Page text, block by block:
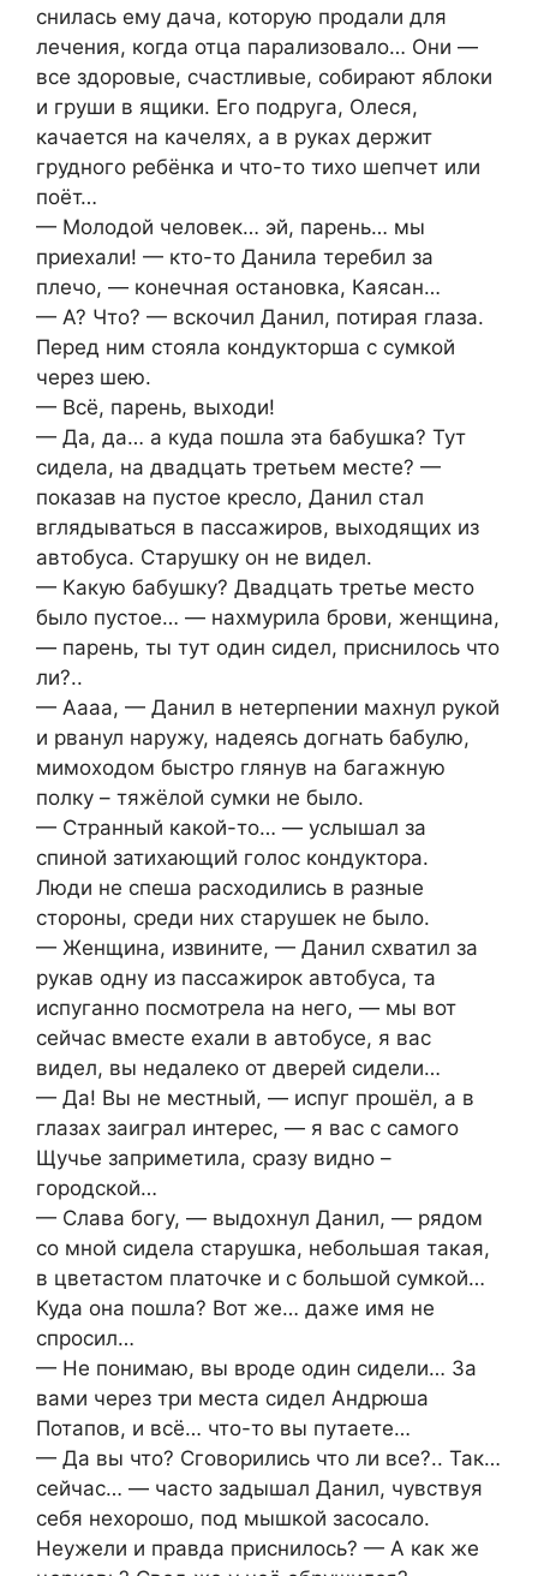
снилась ему дача, которую продали для
лечения, когда отца парализовало… Они —
все здоровые, счастливые, собирают яблоки
и груши в ящики. Его подруга, Олеся,
качается на качелях, а в руках держит
грудного ребёнка и что-то тихо шепчет или
поёт…
— Молодой человек… эй, парень… мы
приехали! — кто-то Данила теребил за
плечо, — конечная остановка, Каясан…
— А? Что? — вскочил Данил, потирая глаза.
Перед ним стояла кондукторша с сумкой
через шею.
— Всё, парень, выходи!
— Да, да… а куда пошла эта бабушка? Тут
сидела, на двадцать третьем месте? —
показав на пустое кресло, Данил стал
вглядываться в пассажиров, выходящих из
автобуса. Старушку он не видел.
— Какую бабушку? Двадцать третье место
было пустое… — нахмурила брови, женщина,
— парень, ты тут один сидел, приснилось что
ли?..
— Аааа, — Данил в нетерпении махнул рукой
и рванул наружу, надеясь догнать бабулю,
мимоходом быстро глянув на багажную
полку – тяжёлой сумки не было.
— Странный какой-то… — услышал за
спиной затихающий голос кондуктора.
Люди не спеша расходились в разные
стороны, среди них старушек не было.
— Женщина, извините, — Данил схватил за
рукав одну из пассажирок автобуса, та
испуганно посмотрела на него, — мы вот
сейчас вместе ехали в автобусе, я вас
видел, вы недалеко от дверей сидели…
— Да! Вы не местный, — испуг прошёл, а в
глазах заиграл интерес, — я вас с самого
Щучье заприметила, сразу видно –
городской…
— Слава богу, — выдохнул Данил, — рядом
со мной сидела старушка, небольшая такая,
в цветастом платочке и с большой сумкой…
Куда она пошла? Вот же… даже имя не
спросил…
— Не понимаю, вы вроде один сидели… За
вами через три места сидел Андрюша
Потапов, и всё… что-то вы путаете…
— Да вы что? Сговорились что ли все?.. Так…
сейчас… — часто задышал Данил, чувствуя
себя нехорошо, под мышкой засосало.
Неужели и правда приснилось? — А как же